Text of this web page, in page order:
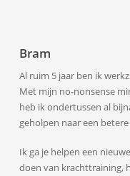
Bram
Al ruim 5 jaar ben ik
Met mijn no-nonsense
heb ik ondertussen al
geholpen naar een
Ik ga je helpen een
doen van krachttraining,